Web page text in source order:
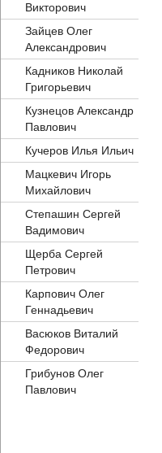
Викторович
Зайцев Олег
Александрович
Кадников Николай
Григорьевич
Кузнецов Александр
Павлович
Кучеров Илья Ильич
Мацкевич Игорь
Михайлович
Степашин Сергей
Вадимович
Щерба Сергей
Петрович
Карпович Олег
Геннадьевич
Васюков Виталий
Федорович
Грибунов Олег
Павлович